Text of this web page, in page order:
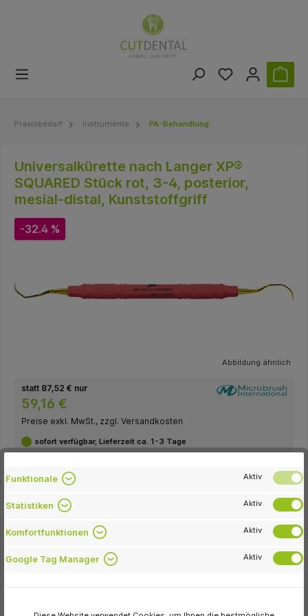
Praxisbedarf Instrumente PA-Behandlung
Universalkürette nach Langer XP®
SQUARED Stück rot, 3-4, posterior,
mesial-distal, Kunststoffgriff
-32.4 %
Abbildung ähnlich
statt 87,52 € nur
59,16 €
Preise exkl. MwSt., zzgl. Versandkosten
sofort verfügbar, Lieferzeit ca. 1-3 Tage
Verpackungseinheit
grün
rot
Funktionale Aktiv
Statistiken Aktiv
Komfortfunktionen Aktiv
Google Tag Manager Aktiv